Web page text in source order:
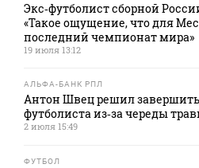
Экс‑футболист сборной
«Такое ощущение, что для
последний чемпионат мира»
19 июля 13:12
АЛЬФА-БАНК РПЛ
Антон Швец решил завершить
футболиста из‑за череды
2 июля 15:49
ФУТБОЛ